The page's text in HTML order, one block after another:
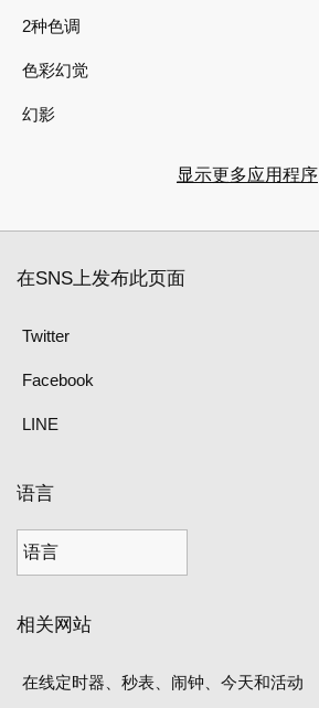
2种色调
色彩幻觉
幻影
显示更多应用程序
在SNS上发布此页面
Twitter
Facebook
LINE
语言
相关网站
在线定时器、秒表、闹钟、今天和活动